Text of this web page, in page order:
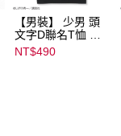
【男裝】 少男 頭
文字D聯名T恤 ｜
07102B01232000
15439
NT$490